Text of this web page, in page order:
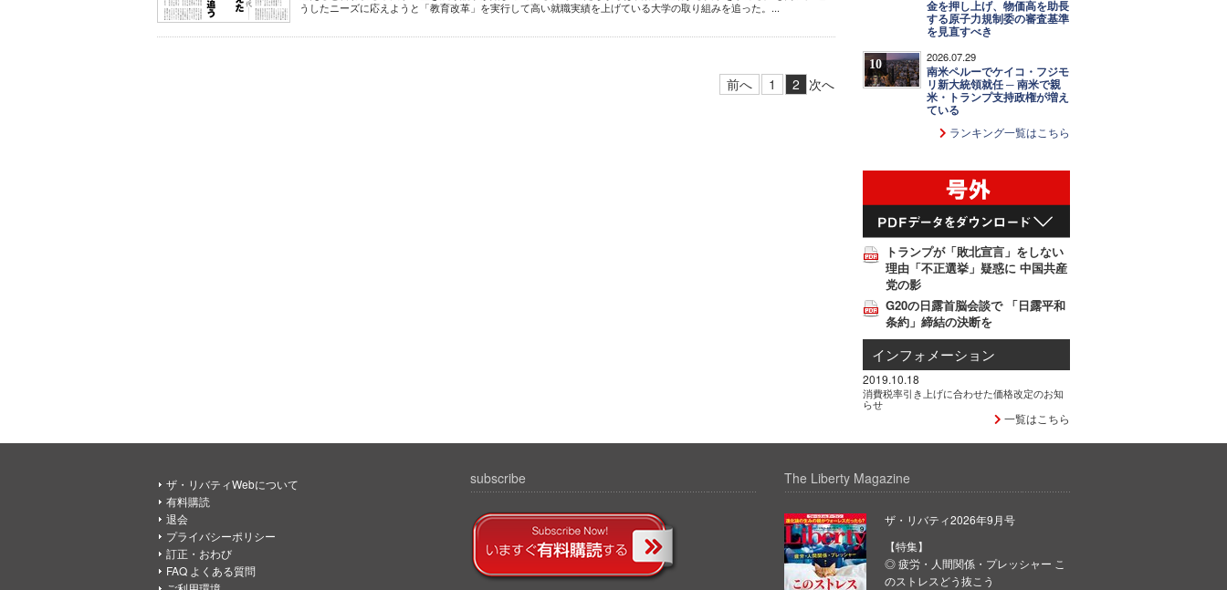
うしたニーズに応えようと「教育改革」を実行して高い就職実績を上げている大学の取り組みを追った。...
前へ 1 2 次へ
金を押し上げ、物価高を助長
する原子力規制委の審査基準
を見直すべき
10 2026.07.29
南米ペルーでケイコ・フジモ
リ新大統領就任 ─ 南米で親
米・トランプ支持政権が増え
ている
ランキング一覧はこちら
トランプが「敗北宣言」をしない
理由「不正選挙」疑惑に 中国共産
党の影
G20の日露首脳会談で 「日露平和
条約」締結の決断を
インフォメーション
2019.10.18
消費税率引き上げに合わせた価格改定のお知
らせ
一覧はこちら
ザ・リバティWebについて
有料購読
退会
プライバシーポリシー
訂正・おわび
FAQ よくある質問
subscribe The Liberty Magazine
ザ・リバティ2026年9月号
【特集】
◎ 疲労・人間関係・プレッシャー こ
のストレスどう抜こう